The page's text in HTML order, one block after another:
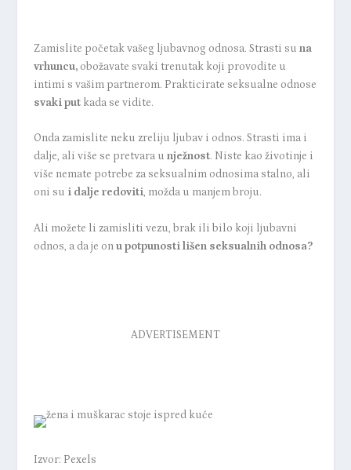
Zamislite početak vašeg ljubavnog odnosa. Strasti su na
vrhuncu,obožavate svaki trenutak koji provodite u
intimi s vašim partnerom. Prakticirate seksualne odnose
svaki putkada se vidite.
Onda zamislite neku zreliju ljubav i odnos. Strasti ima i
dalje, ali više se pretvara u nježnost. Niste kao životinje i
više nemate potrebe za seksualnim odnosima stalno, ali
oni su i dalje redoviti, možda u manjem broju.
Ali možete li zamisliti vezu, brak ili bilo koji ljubavni
odnos, a da je onu potpunosti lišen seksualnih odnosa?
ADVERTISEMENT
Izvor: Pexels